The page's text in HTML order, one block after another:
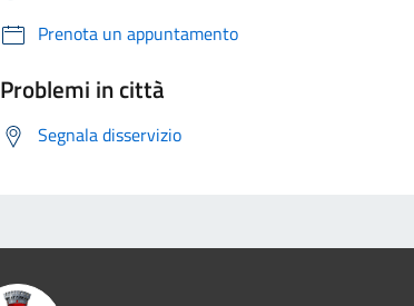
Prenota un appuntamento
Problemi in città
Segnala disservizio